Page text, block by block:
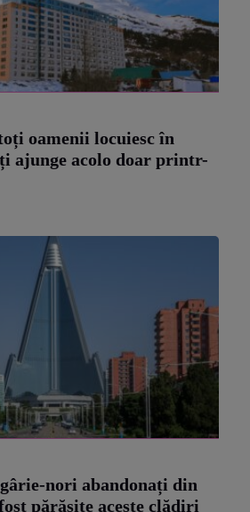
oamenii locuiesc în
ajunge acolo doar printr-
nori abandonați din
părăsite aceste clădiri